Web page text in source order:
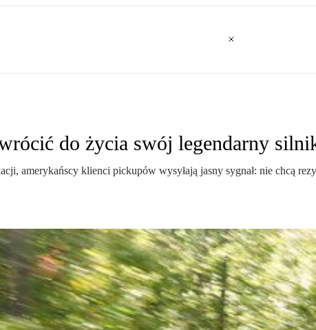
do życia swój legendarny
amerykańscy klienci pickupów wysyłają jasny sygnał: nie chcą